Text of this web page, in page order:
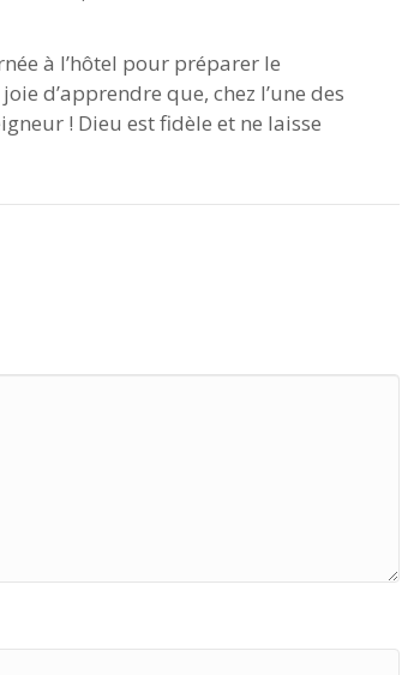
à l’hôtel pour préparer le
d’apprendre que, chez l’une des
! Dieu est fidèle et ne laisse